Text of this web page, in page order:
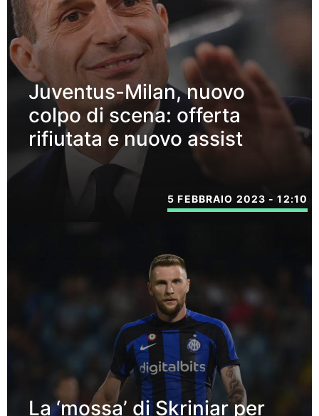
Juventus-Milan, nuovo
colpo di scena: offerta
rifiutata e nuovo assist
5 FEBBRAIO 2023 - 12:10
La ‘mossa’ di Skriniar per